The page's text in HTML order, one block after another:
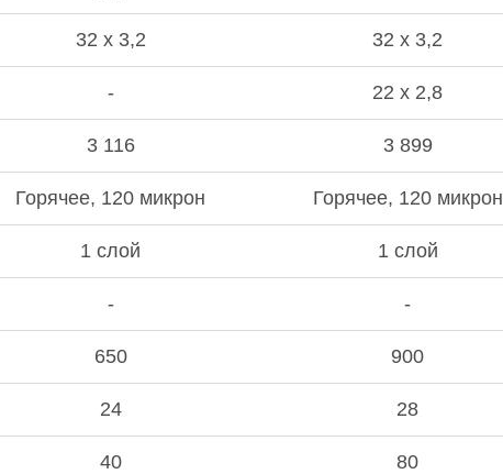
32 х 3,2 32 х 3,2
- 22 х 2,8
3 116 3 899
Горячее, 120 микрон Горячее, 120 микрон
1 слой 1 слой
- -
650 900
24 28
40 80